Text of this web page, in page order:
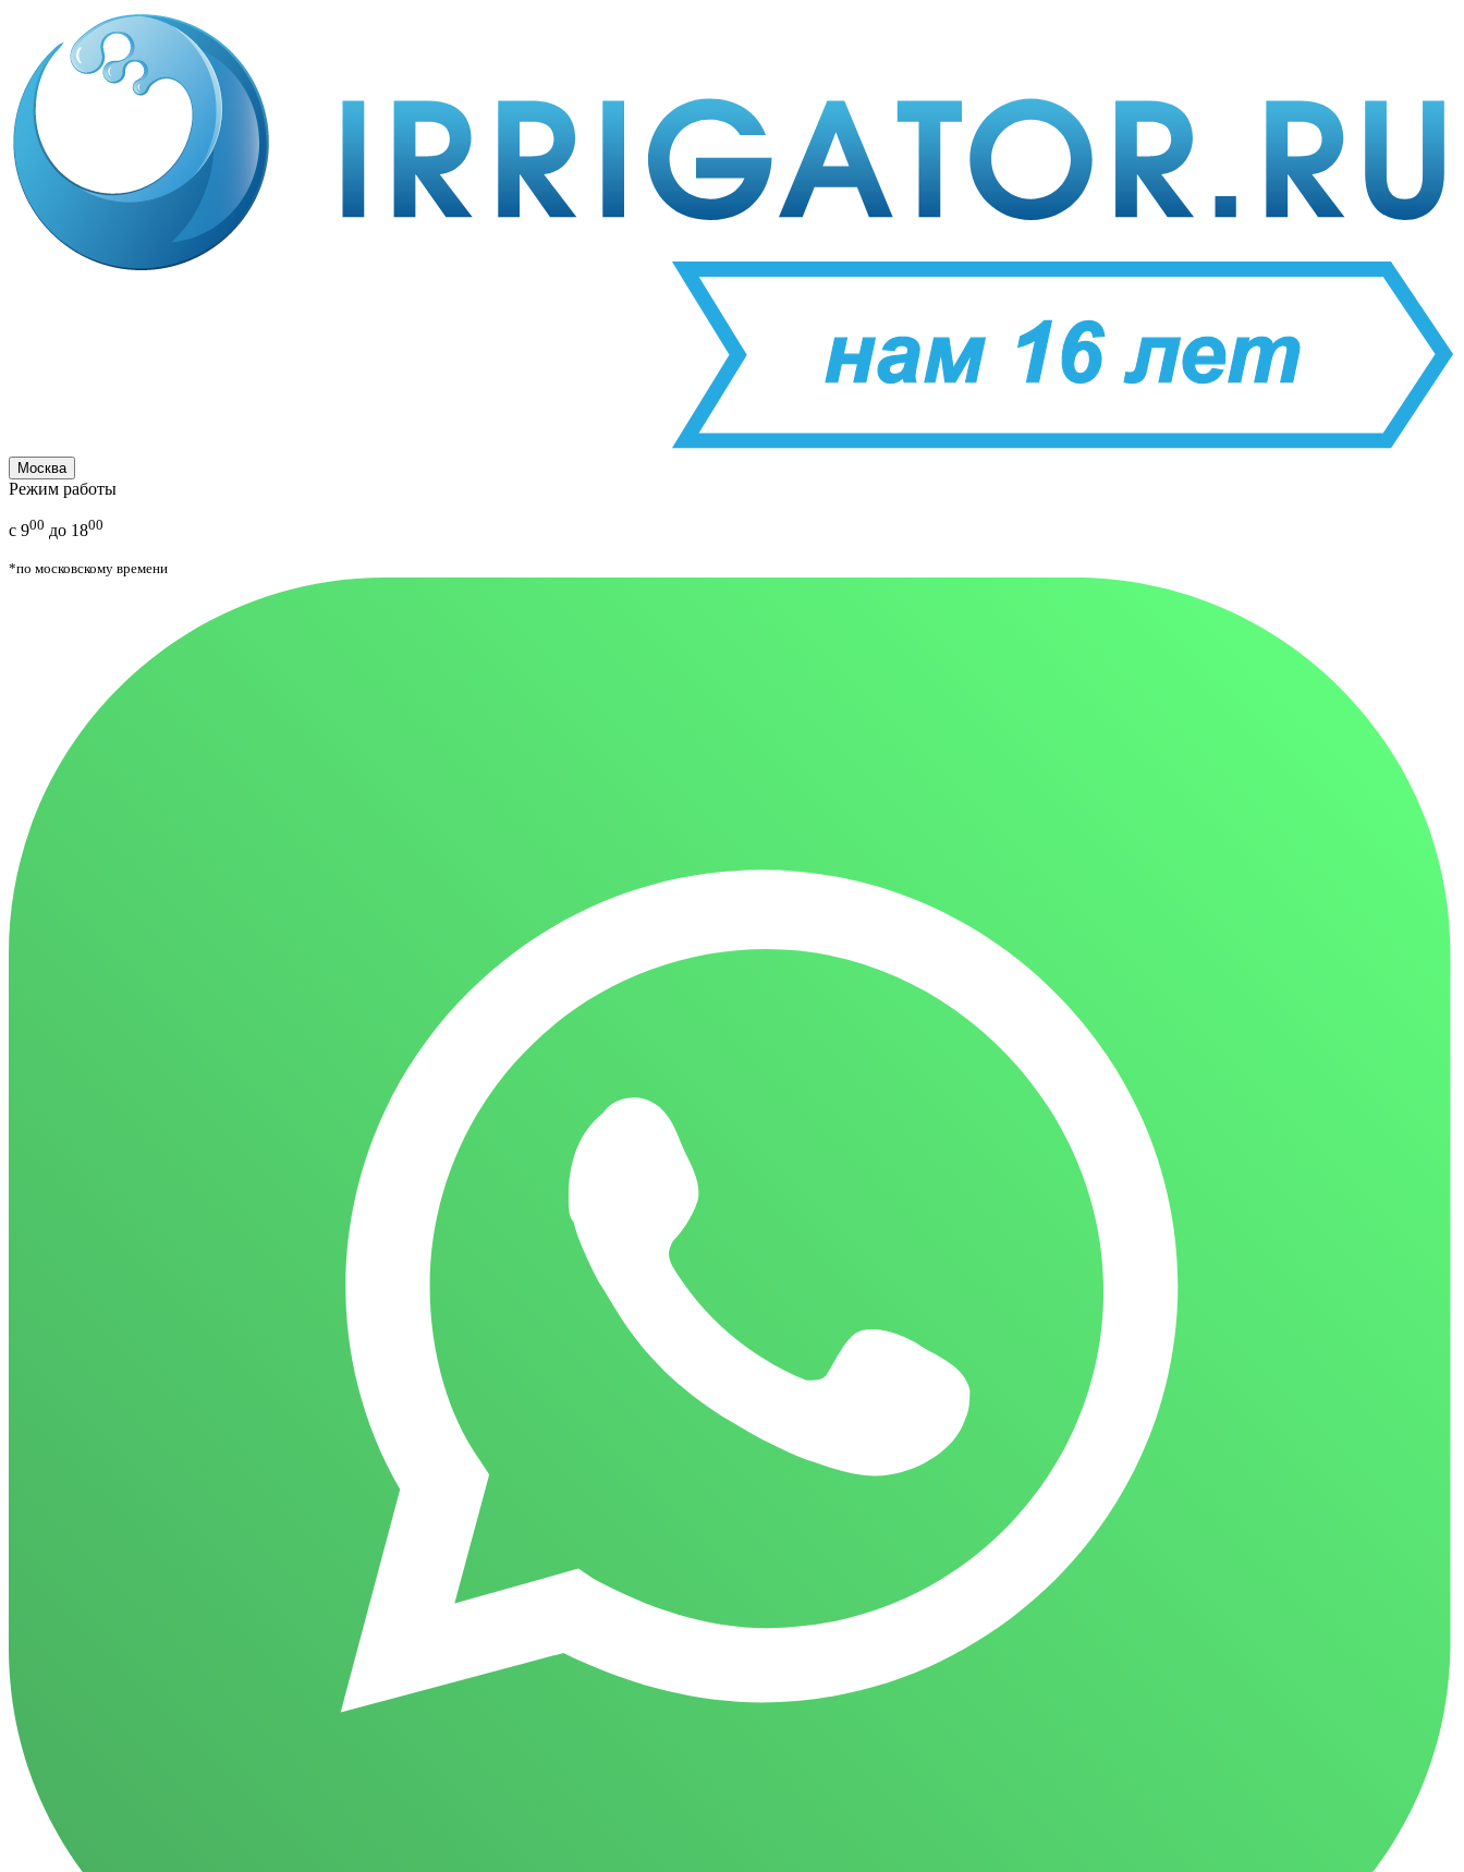
Москва
Режим работы
с 900 до 1800
*по московскому времени